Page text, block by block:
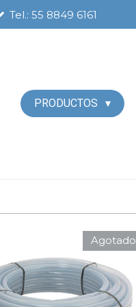
Tel.: 55 8849 6161
PRODUCTOS
Agotado